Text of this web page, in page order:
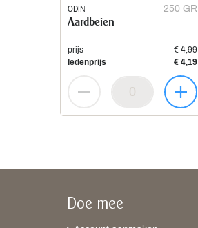
ODIN 250 GR
Aardbeien
prijs
€ 4,99
ledenprijs
€ 4,19
Doe mee